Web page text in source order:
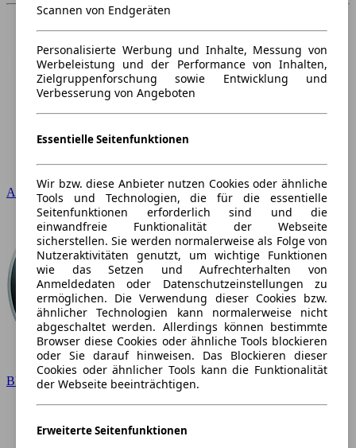
Audi
BMW
Scannen von Endgeräten
Personalisierte Werbung und Inhalte, Messung von
Werbeleistung und der Performance von Inhalten,
Zielgruppenforschung sowie Entwicklung und
Verbesserung von Angeboten
Essentielle Seitenfunktionen
Wir bzw. diese Anbieter nutzen Cookies oder ähnliche
Tools und Technologien, die für die essentielle
Seitenfunktionen erforderlich sind und die
einwandfreie Funktionalität der Webseite
sicherstellen. Sie werden normalerweise als Folge von
Nutzeraktivitäten genutzt, um wichtige Funktionen
wie das Setzen und Aufrechterhalten von
Anmeldedaten oder Datenschutzeinstellungen zu
ermöglichen. Die Verwendung dieser Cookies bzw.
ähnlicher Technologien kann normalerweise nicht
abgeschaltet werden. Allerdings können bestimmte
Browser diese Cookies oder ähnliche Tools blockieren
oder Sie darauf hinweisen. Das Blockieren dieser
Cookies oder ähnlicher Tools kann die Funktionalität
der Webseite beeinträchtigen.
Erweiterte Seitenfunktionen